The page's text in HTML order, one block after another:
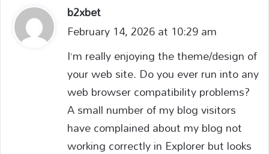
b2xbet
a
y
s
:
February 14, 2026 at 10:29 am
I’m really enjoying the theme/design of
your web site. Do you ever run into any
web browser compatibility problems?
A small number of my blog visitors
have complained about my blog not
working correctly in Explorer but looks